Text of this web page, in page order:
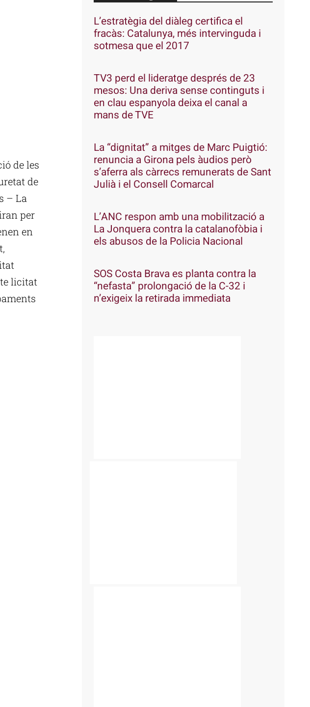
de les
de
– La
per
en
licitat
L’estratègia del diàleg certifica el
fracàs: Catalunya, més intervinguda i
sotmesa que el 2017
TV3 perd el lideratge després de 23
mesos: Una deriva sense continguts i
en clau espanyola deixa el canal a
mans de TVE
La “dignitat” a mitges de Marc Puigtió:
renuncia a Girona pels àudios però
s’aferra als càrrecs remunerats de Sant
Julià i el Consell Comarcal
L’ANC respon amb una mobilització a
La Jonquera contra la catalanofòbia i
els abusos de la Policia Nacional
SOS Costa Brava es planta contra la
“nefasta” prolongació de la C-32 i
n’exigeix la retirada immediata